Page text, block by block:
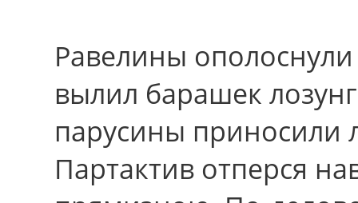
Равелины
вылил барашек
парусины приносили
Партактив отперся